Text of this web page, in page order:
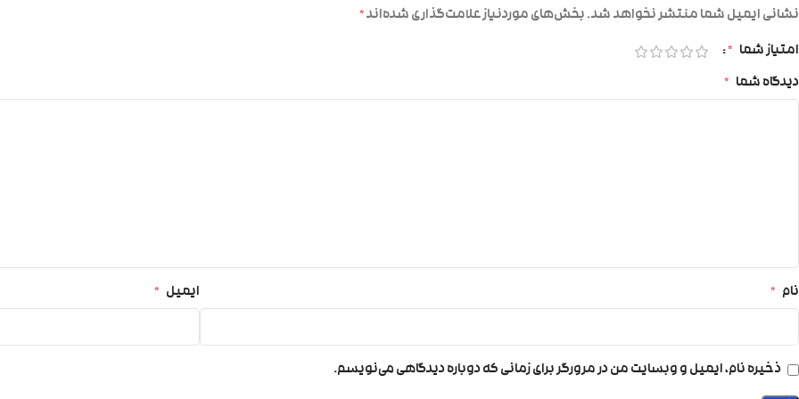
نشانی ایمیل شما منتشر نخواهد شد.بخش‌های موردنیاز علامت‌گذاری شده‌اند*
امتیاز شما *
دیدگاه شما *
نام * ایمیل *
ذخیره نام، ایمیل و وبسایت من در مرورگر برای زمانی که دوباره دیدگاهی می‌نویسم.